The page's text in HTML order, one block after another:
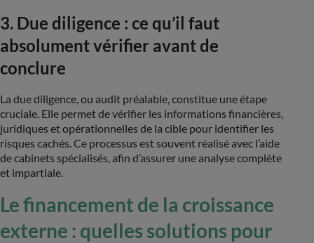
3. Due diligence : ce qu’il faut
absolument vérifier avant de
conclure
La due diligence, ou audit préalable, constitue une étape
cruciale. Elle permet de vérifier les informations financières,
juridiques et opérationnelles de la cible pour identifier les
risques cachés. Ce processus est souvent réalisé avec l’aide
de cabinets spécialisés, afin d’assurer une analyse complète
et impartiale​.
Le financement de la croissance
externe : quelles solutions pour